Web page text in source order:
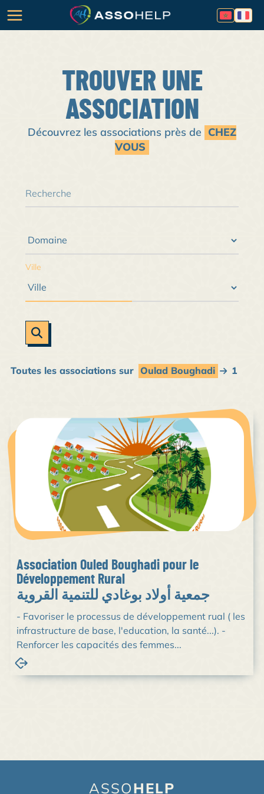
TROUVER UNE
ASSOCIATION
Découvrez les associations près de CHEZ
VOUS
Ville
Toutes les associations sur Oulad Boughadi 1
Association Ouled Boughadi pour le
Développement Rural
جمعية أولاد بوغادي للتنمية القروية
- Favoriser le processus de développement rual ( les
infrastructure de base, l'education, la santé...). -
Renforcer les capacités des femmes...
ASSOHELP